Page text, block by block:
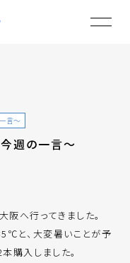
言～
の一言～
阪へ行ってきました。
と、大変暑いことが予
購入しました。